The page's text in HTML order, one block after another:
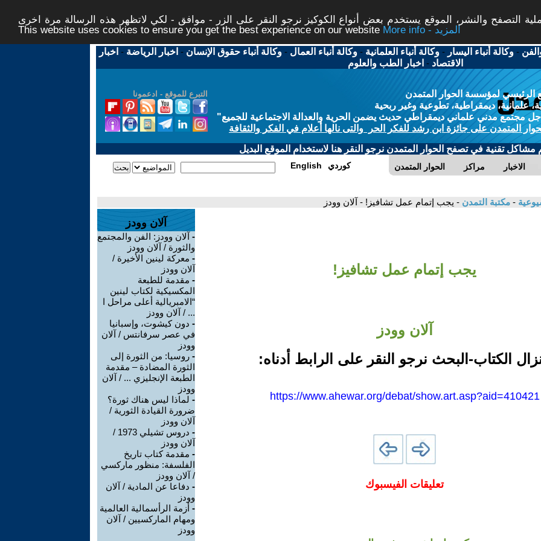
التصفح والنشر، الموقع يستخدم بعض أنواع الكوكيز نرجو النقر على الزر - موافق - لكي لاتظهر هذه الرسالة مرة اخرى -
This website uses cookies to ensure you get the best experience on our website
More info - المزيد
-وكالة أنباء اليسار -وكالة أنباء العلمانية -وكالة أنباء العمال -وكالة أنباء حقوق الإنسان - اخبار الرياضة - اخبار
الاقتصاد - اخبار الطب والعلوم
التبرع للموقع - ادعمونا
الرئيسي لمؤسسة الحوار المتمدن
علمانية، ديمقراطية، تطوعية وغير ربحية
مجتمع مدني علماني ديمقراطي حديث يضمن الحرية والعدالة الاجتماعية للجميع"
المتمدن على جائزة ابن رشد للفكر الحر والتى نالها أعلام في الفكر والثقافة
مشاكل تقنية في تصفح الحوار المتمدن نرجو النقر هنا لاستخدام الموقع البديل
الحوار المتمدن مراكز الاخبار English كوردي
- مكتبة التمدن - يجب إتمام عمل تشافيز! - آلان وودز
يجب إتمام عمل تشافيز!
آلان وودز
الكتاب-البحث نرجو النقر على الرابط أدناه:
https://www.ahewar.org/debat/show.art.asp?aid=410421
تعليقات الفيسبوك
آلان وودز
- آلان وودز: الفن والمجتمع
والثورة / آلان وودز
- معركة لينين الأخيرة /
آلان وودز
- مقدمة للطبعة
المكسيكية لكتاب لينين
“الامبريالية أعلى مراحل ا
... / آلان وودز
- دون كيشوت، وإسبانيا
في عصر سرفانتس / آلان
وودز
- روسيا: من الثورة إلى
الثورة المضادة – مقدمة
الطبعة الإنجليزي ... / آلان
وودز
- لماذا ليس هناك ثورة؟
ضرورة القيادة الثورية /
آلان وودز
-
دروس تشيلي 1973 /
آلان وودز
- مقدمة كتاب تاريخ
الفلسفة: منظور ماركسي
/ آلان وودز
- دفاعا عن المادية / آلان
وودز
- أزمة الرأسمالية العالمية
ومهام الماركسيين / آلان
وودز